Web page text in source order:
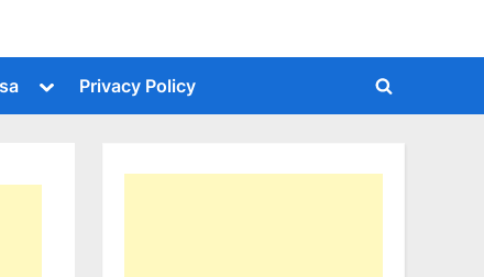
Toggle
menu
Privacy Policy
Toggle